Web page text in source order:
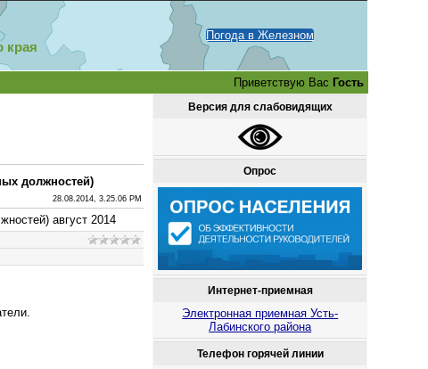
края
Погода в Железном
Приветствую Вас Гость
должностей)
28.08.2014, 3.25.06 PM
август 2014
Версия для слабовидящих
Опрос
Интернет-приемная
Электронная приемная Усть-
Лабинского района
Телефон горячей линии